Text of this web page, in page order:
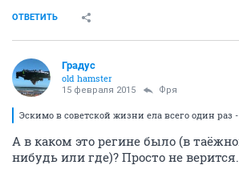
ОТВЕТИТЬ
Градус
old hamster
15 февраля 2015 Фря
Эскимо в советской жизни ела всего один раз -
А в каком это регине было (в
нибудь или где)? Просто не верится.